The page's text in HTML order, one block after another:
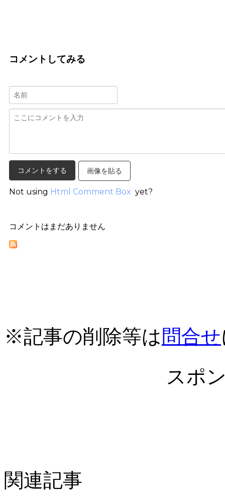
コメントしてみる
画像を貼る
Not using Html Comment Box yet?
コメントはまだありません
※記事の削除等は 問合せ
スポ
関連記事